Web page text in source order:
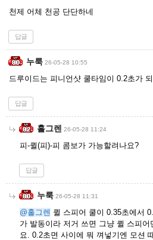
천제 어체 천공 단단하네
답글
누룩 26-05-28 10:55
드루이드는 피니언샷 쿨타임이 0.2초가 되
답글
홀그렌 26-05-28 11:24
피-퀼(피)-피 콤보가 가능할려나요?
답글
누룩 26-05-28 11:31
@홀그렌 퀼 스피어 쿨이 0.35초에서
가 발동이라 저거 쓰면 그냥 퀼 스피
요. 0.2초면 사이에 뭐 껴넣기엔 모션